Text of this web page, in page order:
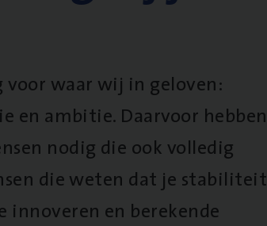
voor waar wij in geloven:
en ambitie. Daarvoor hebben
nodig die ook volledig
die weten dat je stabiliteit
innoveren en berekende